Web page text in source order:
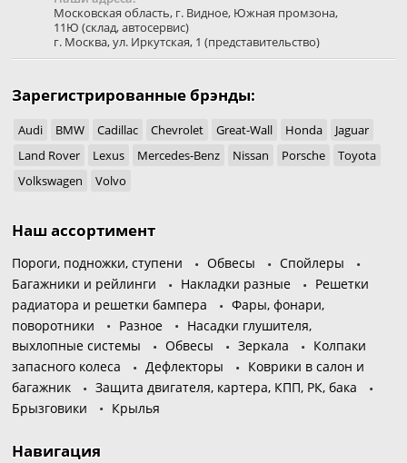
Московская область, г. Видное, Южная промзона,
11Ю (склад, автосервис)
г. Москва,ул. Иркутская, 1 (представительство)
Зарегистрированные брэнды:
Audi BMW Cadillac Chevrolet Great-Wall Honda
Jaguar
Land Rover
Lexus Mercedes-Benz Nissan Porsche
Toyota
Volkswagen
Volvo
Наш ассортимент
Пороги, подножки, ступени Обвесы
Спойлеры
Багажники и рейлинги
Накладки разные
Решетки
радиатора и решетки бампера
Фары, фонари,
поворотники
Разное
Насадки глушителя,
выхлопные системы
Обвесы Зеркала
Колпаки
запасного колеса
Дефлекторы
Коврики в салон и
багажник
Защита двигателя, картера, КПП, РК, бака
Брызговики
Крылья
Навигация